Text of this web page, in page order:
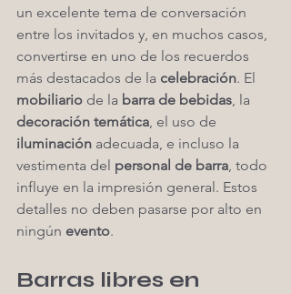
un excelente tema de conversación
entre los invitados y, en muchos casos,
convertirse en uno de los recuerdos
más destacados de la celebración. El
mobiliario de la barra de bebidas, la
decoración temática, el uso de
iluminación adecuada, e incluso la
vestimenta del personal de barra, todo
influye en la impresión general. Estos
detalles no deben pasarse por alto en
ningún evento.
Barras libres en